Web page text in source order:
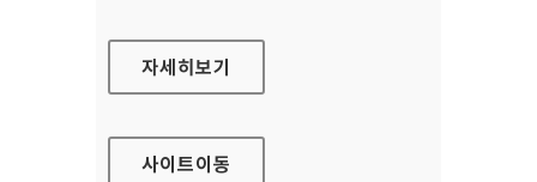
삼진제약 홈페이지
자세히보기
사이트이동